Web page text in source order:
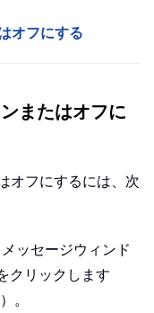
オフにする
またはオフに
オフにするには、次
ッセージウィンド
クリックします
。